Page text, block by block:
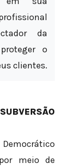
da
o
clientes.
meio de